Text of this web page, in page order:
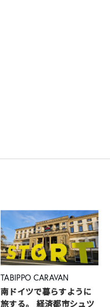
TABIPPO CARAVAN
南ドイツで暮らすように
旅する。 経済都市シュツ